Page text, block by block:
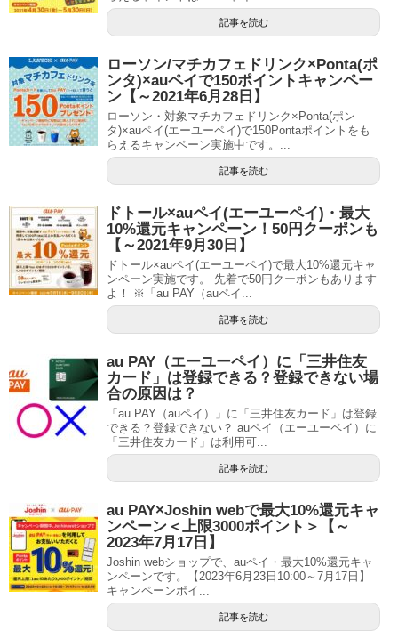
記事を読む
ローソン/マチカフェドリンク×Ponta(ポ
ンタ)×auペイで150ポイントキャンペー
ン【～2021年6月28日】
ローソン・対象マチカフェドリンク×Ponta(ポン
タ)×auペイ(エーユーペイ)で150Pontaポイントをも
らえるキャンペーン実施中です。...
記事を読む
ドトール×auペイ(エーユーペイ)・最大
10%還元キャンペーン！50円クーポンも
【～2021年9月30日】
ドトール×auペイ(エーユーペイ)で最大10%還元キャ
ンペーン実施です。 先着で50円クーポンもあります
よ！ ※「au PAY（auペイ...
記事を読む
au PAY（エーユーペイ）に「三井住友
カード」は登録できる？登録できない場
合の原因は？
「au PAY（auペイ）」に「三井住友カード」は登録
できる？登録できない？ auペイ（エーユーペイ）に
「三井住友カード」は利用可...
記事を読む
au PAY×Joshin webで最大10%還元キャ
ンペーン＜上限3000ポイント＞【～
2023年7月17日】
Joshin webショップで、auペイ・最大10%還元キャ
ンペーンです。【2023年6月23日10:00～7月17日】
キャンペーンポイ...
記事を読む